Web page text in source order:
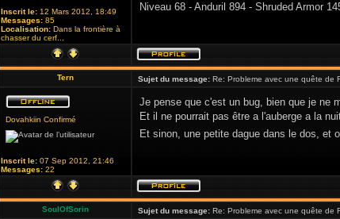
Inscrit le: 12 Mars 2012, 18:49
Messages: 85
Localisation: Dans la frontière à
chasser du cerf...
Niveau 68 - Anduril 894 - Shruded Armor
Tern Sujet du message: Re: Probleme avec une quête de
Dovahkiin Confirmé
Inscrit le: 07 Sep 2012, 21:46
Messages: 22
Je pense que c'est un bug, bien que je ne
Et il ne pourrait pas être a l'auberge a la
Et sinon, une petite dague dans le dos, et
SoulOfSorin Sujet du message: Re: Probleme avec une quête de